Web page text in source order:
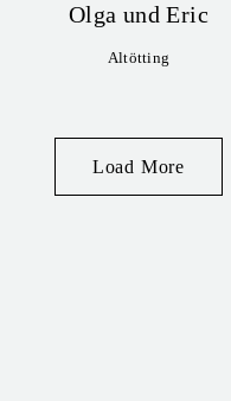
Olga und Eric
Altötting
Load More